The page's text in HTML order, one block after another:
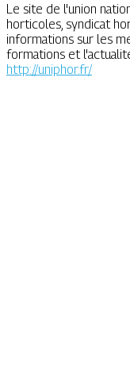
Le site de l'union
horticoles, syndicat
informations sur les
formations et
http://uniphor.fr/